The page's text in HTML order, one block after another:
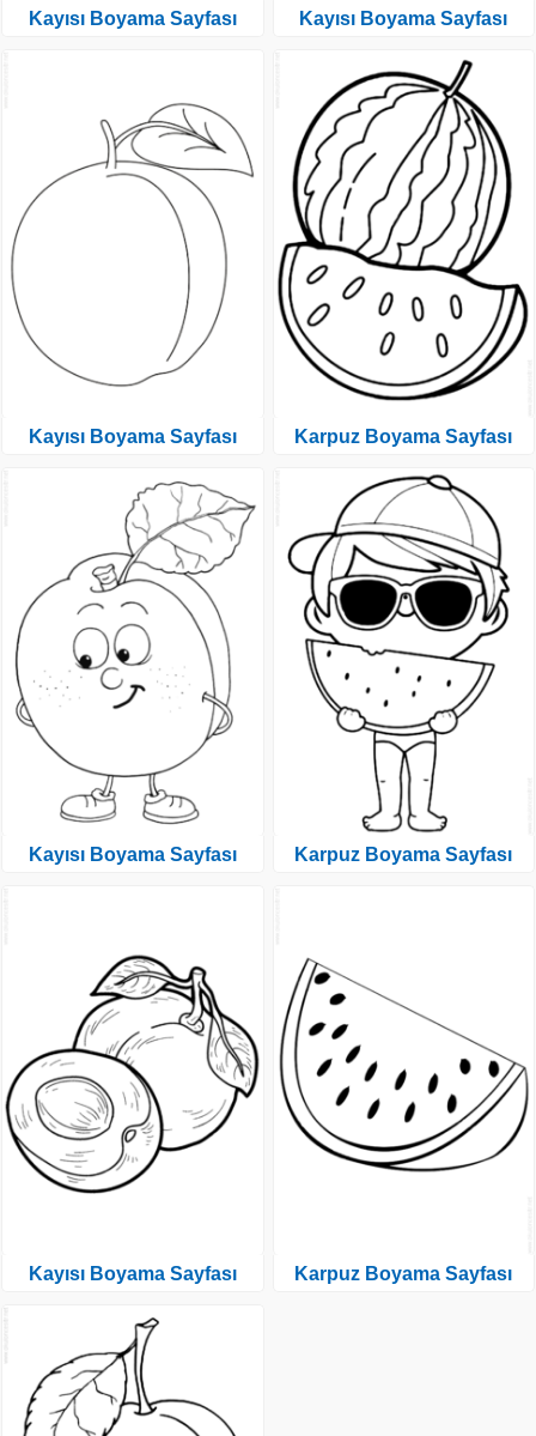
Kayısı Boyama Sayfası
Kayısı Boyama Sayfası
Kayısı Boyama Sayfası
Kayısı Boyama Sayfası
Kayısı Boyama Sayfası
Karpuz Boyama Sayfası
Karpuz Boyama Sayfası
Karpuz Boyama Sayfası